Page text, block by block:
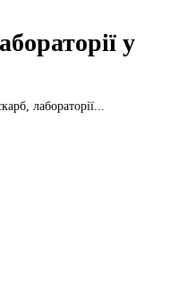
у
лабораторії...